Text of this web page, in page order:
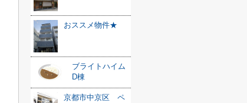
おススメ物件★
ブライトハイム
D棟
京都市中京区 ペ